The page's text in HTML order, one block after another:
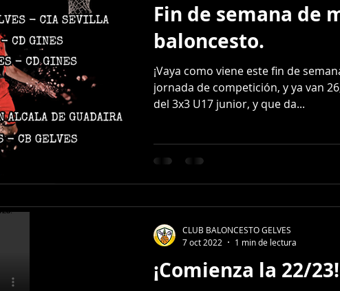
Fin de semana de
baloncesto.
¡Vaya como viene este fin de
jornada de competición, y ya van
del 3x3 U17 junior, y que da...
¡Comienza la 22/23!
CLUB BALONCESTO GELVES
7 oct 2022
1 min de lectura